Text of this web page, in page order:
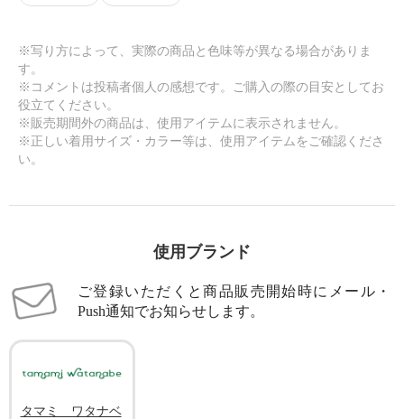
※写り方によって、実際の商品と色味等が異なる場合がありま
す。
※コメントは投稿者個人の感想です。ご購入の際の目安としてお
役立てください。
※販売期間外の商品は、使用アイテムに表示されません。
※正しい着用サイズ・カラー等は、使用アイテムをご確認くださ
い。
使用ブランド
ご登録いただくと商品販売開始時にメール・
Push通知でお知らせします。
タマミ ワタナベ